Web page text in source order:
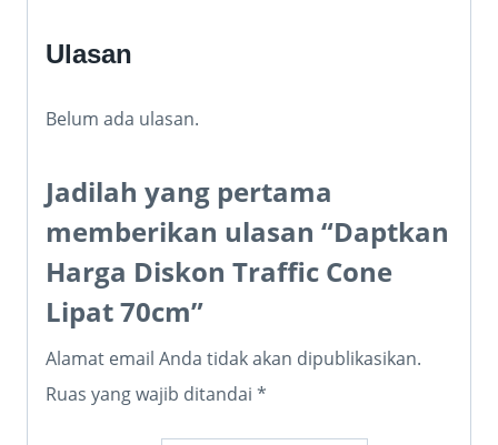
Ulasan
Belum ada ulasan.
Jadilah yang pertama
memberikan ulasan “Daptkan
Harga Diskon Traffic Cone
Lipat 70cm”
Alamat email Anda tidak akan dipublikasikan.
Ruas yang wajib ditandai *